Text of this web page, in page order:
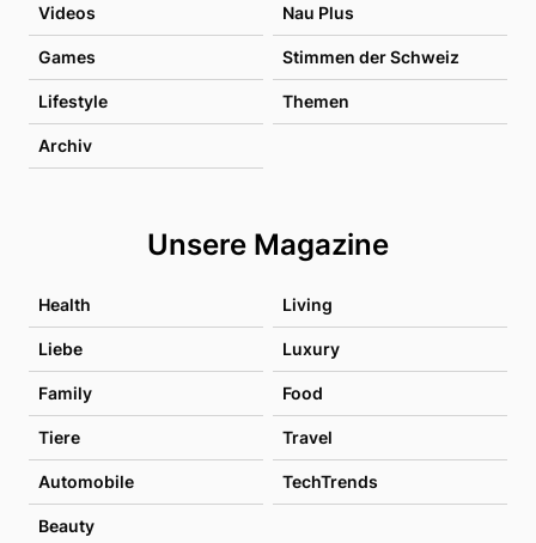
Videos Nau Plus
Games Stimmen der Schweiz
Lifestyle Themen
Archiv
Unsere Magazine
Health Living
Liebe Luxury
Family Food
Tiere Travel
Automobile TechTrends
Beauty